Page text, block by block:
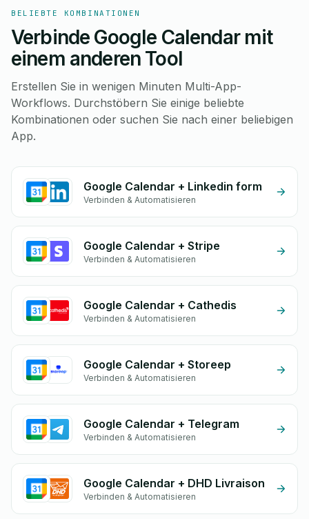
BELIEBTE KOMBINATIONEN
Verbinde Google Calendar mit
einem anderen Tool
Erstellen Sie in wenigen Minuten Multi-App-
Workflows. Durchstöbern Sie einige beliebte
Kombinationen oder suchen Sie nach einer beliebigen
App.
Google Calendar + Linkedin form
Verbinden & Automatisieren
Google Calendar + Stripe
Verbinden & Automatisieren
Google Calendar + Cathedis
Verbinden & Automatisieren
Google Calendar + Storeep
Verbinden & Automatisieren
Google Calendar + Telegram
Verbinden & Automatisieren
Google Calendar + DHD Livraison
Verbinden & Automatisieren